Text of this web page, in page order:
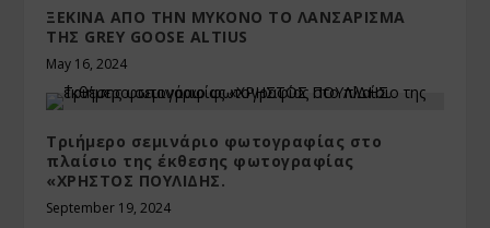
ΞΕΚΙΝΑ ΑΠΟ ΤΗΝ ΜΥΚΟΝΟ ΤΟ ΛΑΝΣΑΡΙΣΜΑ
ΤΗΣ GREY GOOSE ALTIUS
May 16, 2024
Τριήμερο σεμινάριο φωτογραφίας στο
πλαίσιο της έκθεσης φωτογραφίας
«ΧΡΗΣΤΟΣ ΠΟΥΛΙΔΗΣ.
September 19, 2024